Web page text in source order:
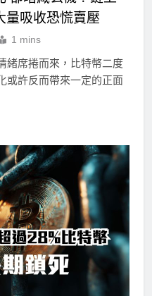
量吸收恐慌賣壓
1 mins
緒席捲而來，比特幣二度
或許反而帶來一定的正面